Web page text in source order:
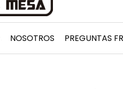
NOSOTROS PREGUNTAS